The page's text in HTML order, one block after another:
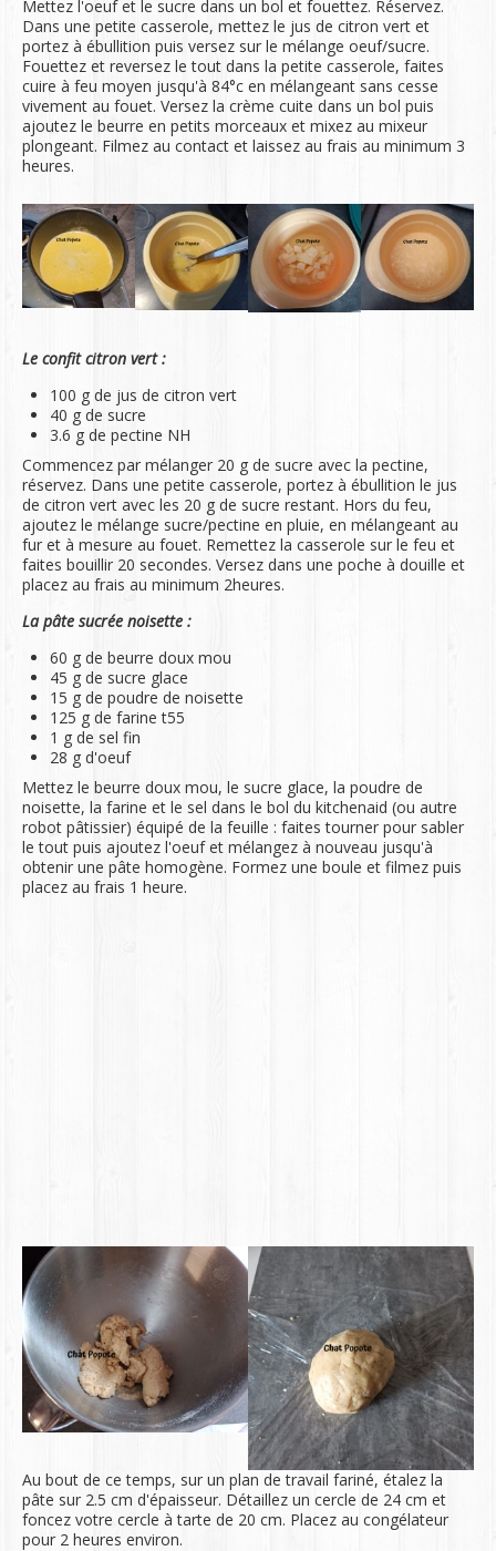
Mettez l'oeuf et le sucre dans un bol et fouettez. Réservez.
Dans une petite casserole, mettez le jus de citron vert et
portez à ébullition puis versez sur le mélange oeuf/sucre.
Fouettez et reversez le tout dans la petite casserole, faites
cuire à feu moyen jusqu'à 84°c en mélangeant sans cesse
vivement au fouet. Versez la crème cuite dans un bol puis
ajoutez le beurre en petits morceaux et mixez au mixeur
plongeant. Filmez au contact et laissez au frais au minimum 3
heures.
Le confit citron vert :
100 g de jus de citron vert
40 g de sucre
3.6 g de pectine NH
Commencez par mélanger 20 g de sucre avec la pectine,
réservez. Dans une petite casserole, portez à ébullition le jus
de citron vert avec les 20 g de sucre restant. Hors du feu,
ajoutez le mélange sucre/pectine en pluie, en mélangeant au
fur et à mesure au fouet. Remettez la casserole sur le feu et
faites bouillir 20 secondes. Versez dans une poche à douille et
placez au frais au minimum 2heures.
La pâte sucrée noisette :
60 g de beurre doux mou
45 g de sucre glace
15 g de poudre de noisette
125 g de farine t55
1 g de sel fin
28 g d'oeuf
Mettez le beurre doux mou, le sucre glace, la poudre de
noisette, la farine et le sel dans le bol du kitchenaid (ou autre
robot pâtissier) équipé de la feuille : faites tourner pour sabler
le tout puis ajoutez l'oeuf et mélangez à nouveau jusqu'à
obtenir une pâte homogène. Formez une boule et filmez puis
placez au frais 1 heure.
Au bout de ce temps, sur un plan de travail fariné, étalez la
pâte sur 2.5 cm d'épaisseur. Détaillez un cercle de 24 cm et
foncez votre cercle à tarte de 20 cm. Placez au congélateur
pour 2 heures environ.